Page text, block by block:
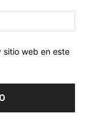
sitio web en este